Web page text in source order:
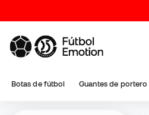
Botas de fútbol Guantes de portero